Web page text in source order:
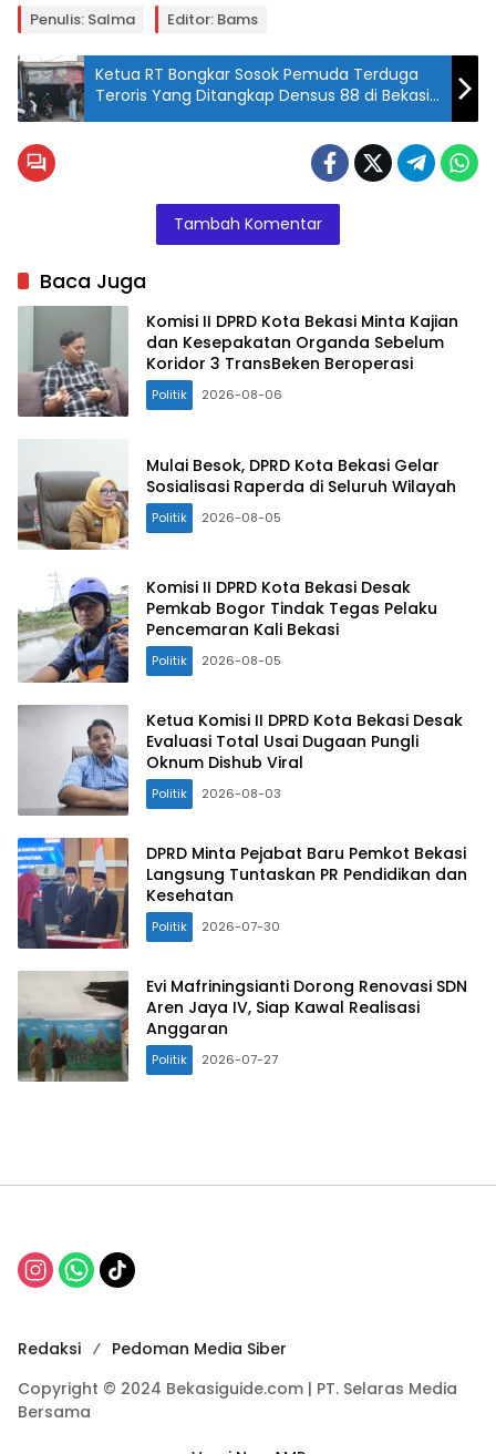
Penulis: Salma Editor: Bams
Ketua RT Bongkar Sosok Pemuda Terduga
Teroris Yang Ditangkap Densus 88 di Bekasi
Timur
Tambah Komentar
Baca Juga
Komisi II DPRD Kota Bekasi Minta Kajian
dan Kesepakatan Organda Sebelum
Koridor 3 TransBeken Beroperasi
Politik 2026-08-06
Mulai Besok, DPRD Kota Bekasi Gelar
Sosialisasi Raperda di Seluruh Wilayah
Politik 2026-08-05
Komisi II DPRD Kota Bekasi Desak
Pemkab Bogor Tindak Tegas Pelaku
Pencemaran Kali Bekasi
Politik 2026-08-05
Ketua Komisi II DPRD Kota Bekasi Desak
Evaluasi Total Usai Dugaan Pungli
Oknum Dishub Viral
Politik 2026-08-03
DPRD Minta Pejabat Baru Pemkot Bekasi
Langsung Tuntaskan PR Pendidikan dan
Kesehatan
Politik 2026-07-30
Evi Mafriningsianti Dorong Renovasi SDN
Aren Jaya IV, Siap Kawal Realisasi
Anggaran
Politik 2026-07-27
Redaksi
Pedoman Media Siber
Copyright © 2024 Bekasiguide.com | PT. Selaras Media
Bersama